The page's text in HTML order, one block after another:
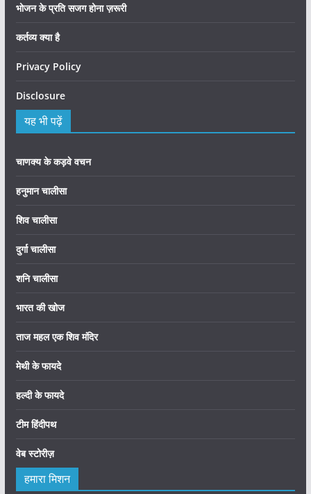
भोजन के प्रति सजग होना ज़रूरी
कर्तव्य क्या है
Privacy Policy
Disclosure
यह भी पढ़ें
चाणक्य के कड़वे वचन
हनुमान चालीसा
शिव चालीसा
दुर्गा चालीसा
शनि चालीसा
भारत की खोज
ताज महल एक शिव मंदिर
मेथी के फायदे
हल्दी के फायदे
टीम हिंदीपथ
वेब स्टोरीज़
हमारा मिशन